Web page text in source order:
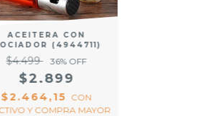
ACEITERA CON
(4944711)
$4.499 36% OFF
$2.899
$2.464,15 CON
Y COMPRA MAYOR